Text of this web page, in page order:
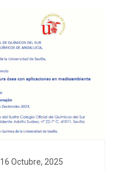
16 Octubre, 2025